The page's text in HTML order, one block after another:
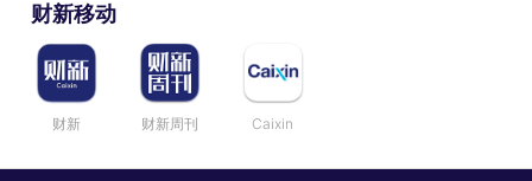
财新移动
财新 财新周刊 Caixin